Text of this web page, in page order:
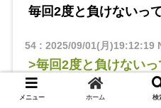
毎回2度と負けないっ
54: 2025/09/01(月)19:12:19
>毎回2度と負けない
対魔忍も毎回それいう
メニュー ホーム 検